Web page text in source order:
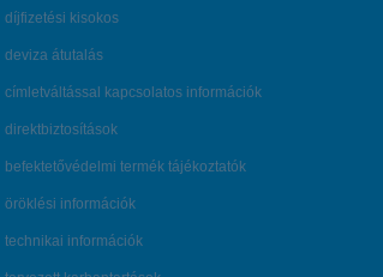
díjfizetési kisokos
deviza átutalás
címletváltással kapcsolatos információk
direktbiztosítások
befektetővédelmi termék tájékoztatók
öröklési információk
technikai információk